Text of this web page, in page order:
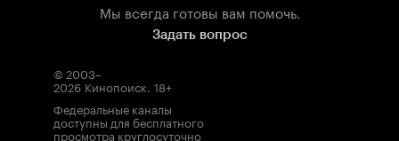
Мы всегда готовы вам помочь.
Задать вопрос
© 2003–
2026 Кинопоиск. 18+
Федеральные каналы
доступны для бесплатного
просмотра круглосуточно